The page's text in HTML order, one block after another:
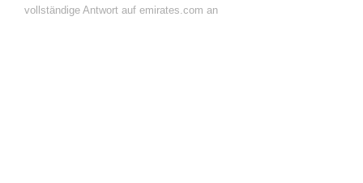
vollständige Antwort auf emirates.com an